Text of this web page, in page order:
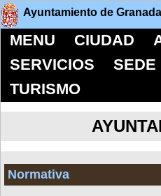
Ayuntamiento de Granada
MENU CIUDAD
SERVICIOS
SEDE
TURISMO
Normativa